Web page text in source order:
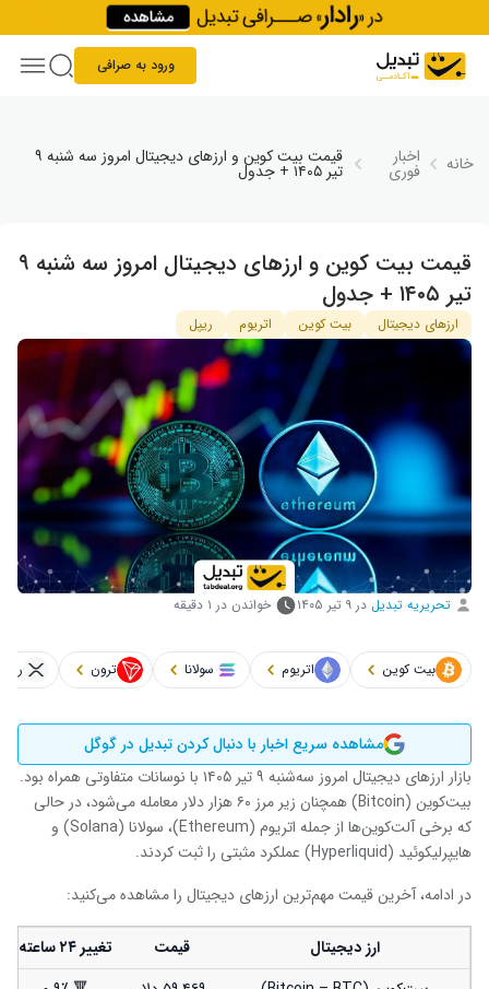
Skip to content
ورود به صرافی
خانه اخبار
فوری
قیمت بیت‌ کوین و ارزهای دیجیتال امروز سه‌ شنبه ۹
تیر ۱۴۰۵ + جدول
قیمت بیت‌ کوین و ارزهای دیجیتال امروز سه‌ شنبه ۹
تیر ۱۴۰۵ + جدول
ارزهای دیجیتال بیت کوین اتریوم ریپل
تحریریه تبدیل در ۹ تیر ۱۴۰۵ خواندن در ۱ دقیقه
بیت کوین اتریوم سولانا ترون ریپل
مشاهده سریع اخبار با دنبال کردن تبدیل در گوگل
بازار ارزهای دیجیتال امروز سه‌شنبه ۹ تیر ۱۴۰۵ با نوسانات متفاوتی همراه بود.
بیت‌کوین (Bitcoin) همچنان زیر مرز ۶۰ هزار دلار معامله می‌شود، در حالی
که برخی آلت‌کوین‌ها از جمله اتریوم (Ethereum)، سولانا (Solana) و
هایپرلیکوئید (Hyperliquid) عملکرد مثبتی را ثبت کردند.
در ادامه، آخرین قیمت مهم‌ترین ارزهای دیجیتال را مشاهده می‌کنید:
ارز دیجیتال قیمت
تغییر ۲۴ ساعته